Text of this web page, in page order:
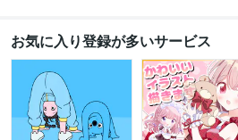
お気に入り登録が多いサービス